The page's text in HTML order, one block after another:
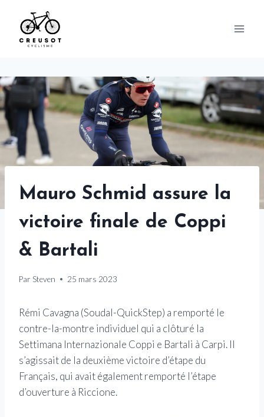
content
Mauro Schmid assure la
victoire finale de Coppi
& Bartali
Par Steven 25 mars 2023
Rémi Cavagna (Soudal-QuickStep) a remporté le
contre-la-montre individuel qui a clôturé la
Settimana Internazionale Coppi e Bartali à Carpi. Il
s’agissait de la deuxième victoire d’étape du
Français, qui avait également remporté l’étape
d’ouverture à Riccione.